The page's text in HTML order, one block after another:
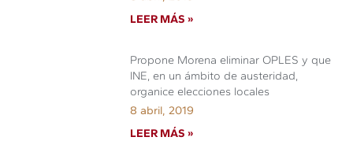
LEER MÁS »
Propone Morena eliminar OPLES y que
INE, en un ámbito de austeridad,
organice elecciones locales
8 abril, 2019
LEER MÁS »